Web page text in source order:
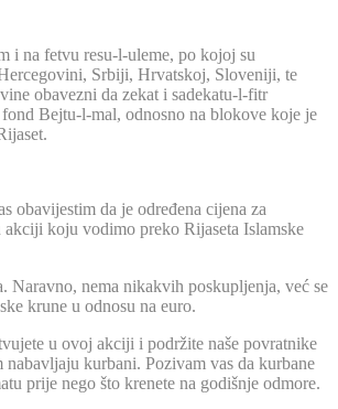
i na fetvu resu-l-uleme, po kojoj su
Srbiji, Hrvatskoj, Sloveniji, te
obavezni da zekat i sadekatu-l-fitr
Bejtu-l-mal, odnosno na blokove koje je
obavijestim da je određena cijena za
koju vodimo preko Rijaseta Islamske
Naravno, nema nikakvih poskupljenja, već se
krune u odnosu na euro.
u ovoj akciji i podržite naše povratnike
kurbani. Pozivam vas da kurbane
prije nego što krenete na godišnje odmore.